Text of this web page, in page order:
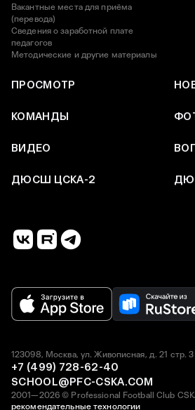
Вакантные места для приёма
(перевода)
Сведения о заработной плате
педагогов
Методические и другие материалы
ПРОСМОТР
КОМАНДЫ
ВИДЕО
ДЮСШ ЦСКА-2
2001—2026 © Professional Football Club
рекомендательные технологии
123098, Москва, ул. Живописная, д. 21 стр. 3
+7 (499) 728-62-40
SCHOOL@PFC-CSKA.COM